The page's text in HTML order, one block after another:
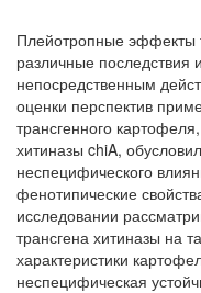
Плейотропные эффекты
различные последствия
непосредственным
оценки перспектив
трансгенного
хитиназы chiA,
неспецифического
фенотипические
исследовании
трансгена хитиназы на
характеристики
неспецифическая